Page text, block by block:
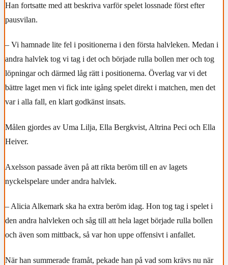
Han fortsatte med att beskriva varför spelet lossnade först efter
pausvilan.
– Vi hamnade lite fel i positionerna i den första halvleken. Medan i
andra halvlek tog vi tag i det och började rulla bollen mer och tog
löpningar och därmed låg rätt i positionerna. Överlag var vi det
bättre laget men vi fick inte igång spelet direkt i matchen, men det
var i alla fall, en klart godkänst insats.
Målen gjordes av Uma Lilja, Ella Bergkvist, Altrina Peci och Ella
Heiver.
Axelsson passade även på att rikta beröm till en av lagets
nyckelspelare under andra halvlek.
– Alicia Alkemark ska ha extra beröm idag. Hon tog tag i spelet i
den andra halvleken och såg till att hela laget började rulla bollen
och även som mittback, så var hon uppe offensivt i anfallet.
När han summerade framåt, pekade han på vad som krävs nu när